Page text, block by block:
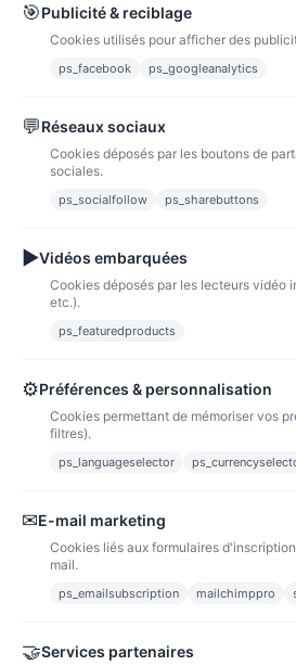
Paiements sécurisés via paypal et
Fidélité
bons de réductions.
Notre société
Nous suivre
🎯Publicité & reciblage
Cookies utilisés pour afficher des
ps_facebook ps_googleanalytics
💬Réseaux sociaux
Cookies déposés par les boutons de
sociales.
ps_socialfollow ps_sharebuttons
▶Vidéos embarquées
Cookies déposés par les lecteurs vidéo
etc.).
ps_featuredproducts
⚙Préférences & personnalisation
Cookies permettant de mémoriser vos
filtres).
ps_languageselector
✉E-mail marketing
Cookies liés aux formulaires
mail.
ps_emailsubscription mailchimppro
🤝Services partenaires